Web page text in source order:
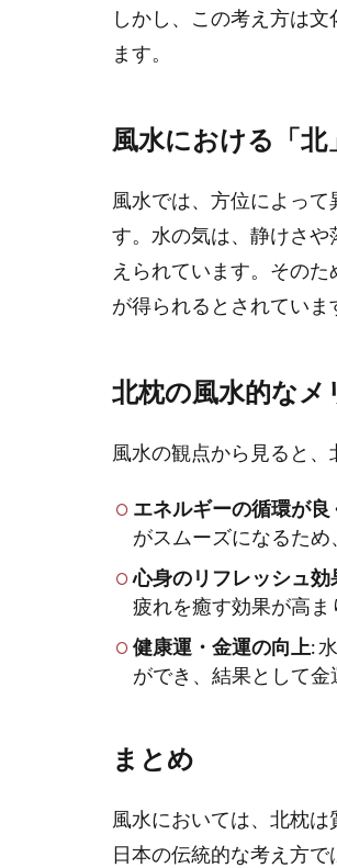
しかし、この考え方は
ます。
風水における「
風水では、方位によっ
す。水の気は、静けさ
えられています。その
が得られるとされていま
北枕の風水的なメ
風水の観点から見ると、
エネルギーの循環が良
がスムーズになるため
心身のリフレッシュ効
疲れを癒す効果が高ま
健康運・金運の向上:
ができ、結果として金
まとめ
風水においては、北枕は
日本の伝統的な考え方